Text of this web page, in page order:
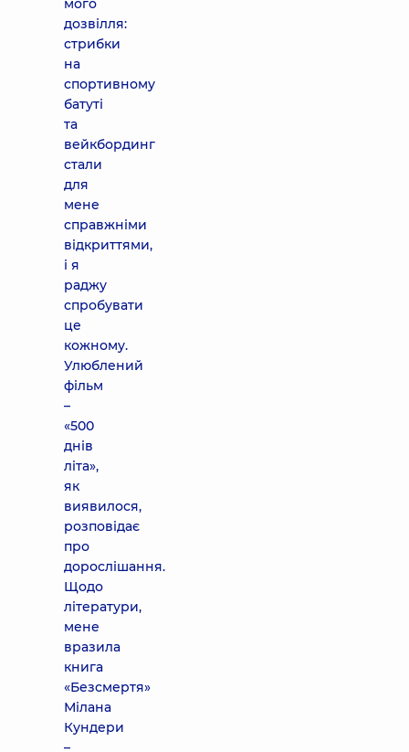
мого
дозвілля:
стрибки
на
спортивному
батуті
та
вейкбординг
стали
для
мене
справжніми
відкриттями,
і я
раджу
спробувати
це
кожному.
Улюблений
фільм
–
«500
днів
літа»,
як
виявилося,
розповідає
про
дорослішання.
Щодо
літератури,
мене
вразила
книга
«Безсмертя»
Мілана
Кундери
–